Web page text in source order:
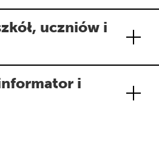
uczniów i
i